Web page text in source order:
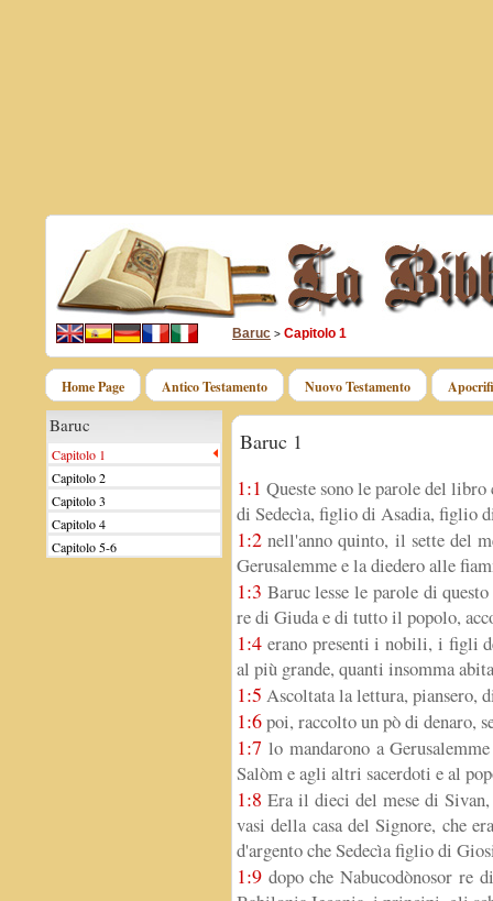
Baruc > Capitolo 1
Home Page Antico Testamento Nuovo Testamento Apocrifi
Baruc
Capitolo 1
Capitolo 2
Capitolo 3
Capitolo 4
Capitolo 5-6
Baruc 1
1:1 Queste sono le parole del
di Sedecìa, figlio di Asadia, figlio
1:2 nell'anno quinto, il sette del
Gerusalemme e la diedero alle
1:3 Baruc lesse le parole di
re di Giuda e di tutto il popolo,
1:4 erano presenti i nobili, i figli
al più grande, quanti insomma
1:5 Ascoltata la lettura, piansero,
1:6poi, raccolto un pò di denaro,
1:7 lo mandarono a
Salòm e agli altri sacerdoti e al
1:8 Era il dieci del mese di
vasi della casa del Signore, che
d'argento che Sedecìa figlio di
1:9 dopo che Nabucodònosor re